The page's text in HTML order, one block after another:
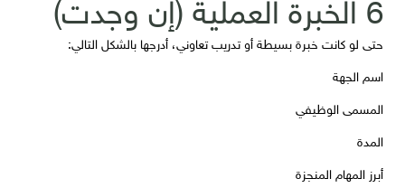
حتى لو كانت خبرة بسيطة أو تدريب تعاوني، أدرجها بالشكل التالي:
اسم الجهة
المسمى الوظيفي
المدة
أبرز المهام المنجزة